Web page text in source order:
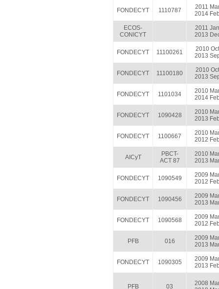
FONDECYT 1110787
2011
2014
ECOS-
CONICYT
2011 Jan
2013
FONDECYT 11100261
2010 Oct
2013
FONDECYT 11100180
2010 Oct
2013
FONDECYT 1101034
2010
2014
FONDECYT 1090428
2010
2013
FONDECYT 1100667
2010
2012
AICyT
PBCT-
ACT 87
2010
2013
FONDECYT 1090549
2009
2012
FONDECYT 1090456
2009
2013
FONDECYT 1090568
2009
2012
PFB 016
2009
2013
FONDECYT 1090305
2009
2013
PFB 03
2008